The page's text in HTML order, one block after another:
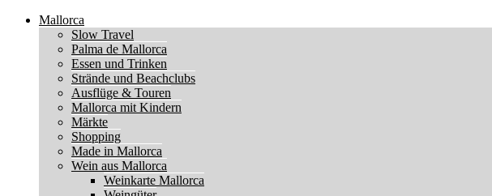
Mallorca
Slow Travel
Palma de Mallorca
Essen und Trinken
Strände und Beachclubs
Ausflüge & Touren
Mallorca mit Kindern
Märkte
Shopping
Made in Mallorca
Wein aus Mallorca
Weinkarte Mallorca